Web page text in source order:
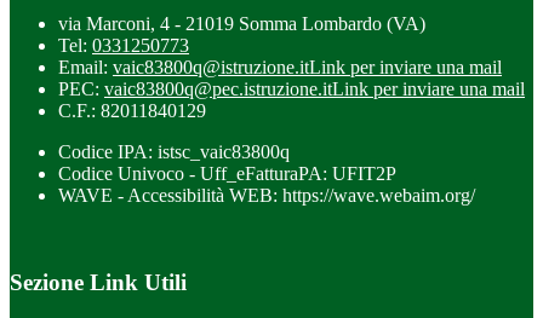
via Marconi, 4 - 21019 Somma Lombardo (VA)
Tel: 0331250773
Email: vaic83800q@istruzione.itLink per inviare una mail
PEC: vaic83800q@pec.istruzione.itLink per inviare una mail
C.F.: 82011840129
Codice IPA: istsc_vaic83800q
Codice Univoco - Uff_eFatturaPA: UFIT2P
WAVE - Accessibilità WEB: https://wave.webaim.org/
Sezione Link Utili